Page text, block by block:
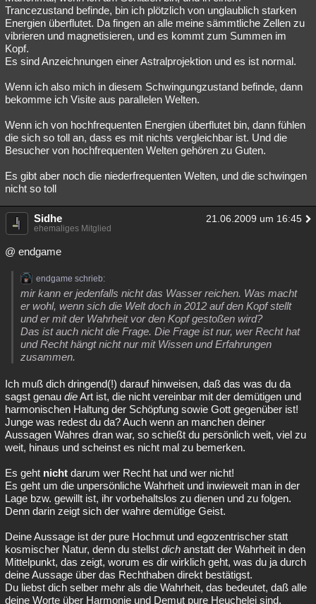
Trancezustand befinde, bin ich plötzlich von unglaublich starken
Energien überflutet. Da fingen an alle meine sämmtliche Zellen zu
vibrieren und magnetisieren, und es kommt zum Summen im
Kopf.
Es sind Anzeichnungen einer Astralprojektion und es ist normal.
Wenn ich also mich in diesem Schwingungzustand befinde, dann
bekomme ich Visite aus parallelen Welten.
Wenn ich von hochfrequenten Energien überflutet bin, dann fühlen
die sich so toll an, dass es mit nichts vergleichbar ist. Und die
Besucher von hochfrequenten Welten gehören zu Guten.
Es gibt aber noch die niederfrequenten Welten, und die schwingen
nicht so toll
Sidhe 21.06.2009 um 16:45
ehemaliges Mitglied
@ endgame
endgame schrieb:
mir kann er jedenfalls nicht das Wasser reichen. Was macht
er wohl, wenn sich die Welt doch in 2012 auf den Kopf stellt
und er mit der Wahrheit vor den Kopf gestoßen wird?
Das ist auch nicht die Frage. Die Frage ist nur, wer Recht hat
und Recht hängt nicht nur mit Wissen und Erfahrungen
zusammen.
Ich muß dich dringend(!) darauf hinweisen, daß das was du da
sagst genau dieArt ist, die nicht vereinbar mit der demütigen und
harmonischen Haltung der Schöpfung sowie Gott gegenüber ist!
Junge was redest du da? Auch wenn an manchen deiner
Aussagen Wahres dran war, so schießt du persönlich weit, viel zu
weit, hinaus und scheinst es nicht mal zu bemerken.
Es geht nicht darum wer Recht hat und wer nicht!
Es geht um die unpersönliche Wahrheit und inwieweit man in der
Lage bzw. gewillt ist, ihr vorbehaltslos zu dienen und zu folgen.
Denn darin zeigt sich der wahre demütige Geist.
Deine Aussage ist der pure Hochmut und egozentrischer statt
kosmischer Natur, denn du stellst dich anstatt der Wahrheit in den
Mittelpunkt, das zeigt, worum es dir wirklich geht, was du ja durch
deine Aussage über das Rechthaben direkt bestätigst.
Du liebst dich selber mehr als die Wahrheit, das bedeutet, daß alle
deine Worte über Harmonie und Demut pure Heuchelei sind.